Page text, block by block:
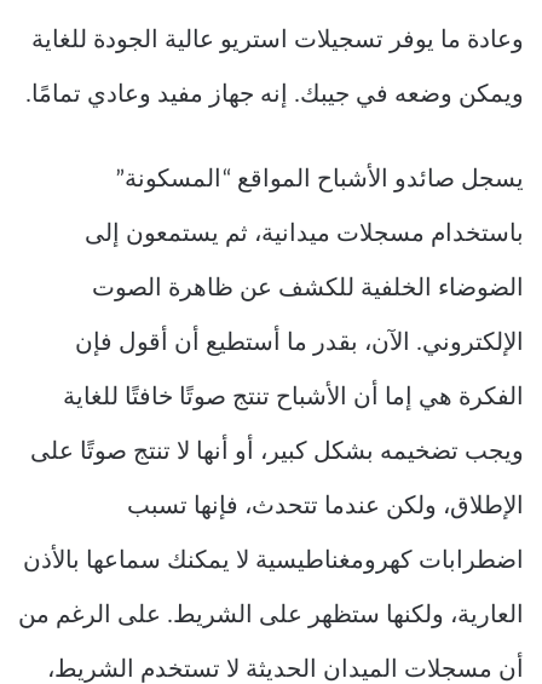
وعادة ما يوفر تسجيلات استريو عالية الجودة للغاية
ويمكن وضعه في جيبك. إنه جهاز مفيد وعادي تمامًا.
يسجل صائدو الأشباح المواقع “المسكونة”
باستخدام مسجلات ميدانية، ثم يستمعون إلى
الضوضاء الخلفية للكشف عن ظاهرة الصوت
الإلكتروني. الآن، بقدر ما أستطيع أن أقول فإن
الفكرة هي إما أن الأشباح تنتج صوتًا خافتًا للغاية
ويجب تضخيمه بشكل كبير، أو أنها لا تنتج صوتًا على
الإطلاق، ولكن عندما تتحدث، فإنها تسبب
اضطرابات كهرومغناطيسية لا يمكنك سماعها بالأذن
العارية، ولكنها ستظهر على الشريط. على الرغم من
أن مسجلات الميدان الحديثة لا تستخدم الشريط،